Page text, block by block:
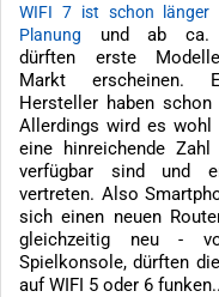
WIFI 7 ist schon länger
Planung
und ab ca.
dürften erste
Markt erscheinen.
Hersteller haben schon
Allerdings wird es wohl
eine hinreichende
verfügbar sind und
vertreten. Also
sich einen neuen
gleichzeitig neu -
Spielkonsole, dürften
auf WIFI 5 oder 6